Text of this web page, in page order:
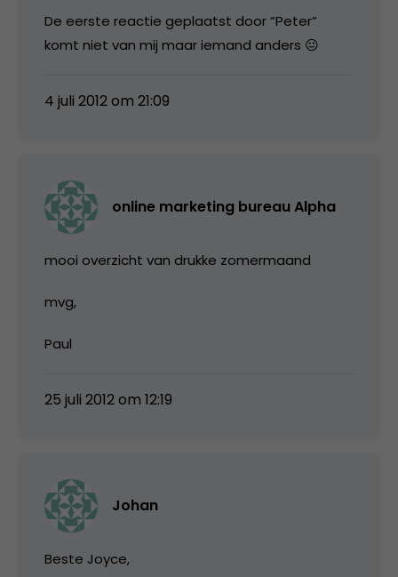
De eerste reactie geplaatst door “Peter”
komt niet van mij maar iemand anders 😐
4 juli 2012 om 21:09
online marketing bureau Alpha
mooi overzicht van drukke zomermaand
mvg,
Paul
25 juli 2012 om 12:19
Johan
Beste Joyce,